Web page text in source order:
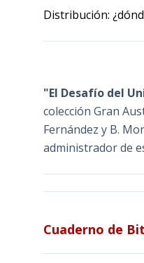
Distribución:
"El Desafío del
colección Gran
Fernández y B.
administrador de
Cuaderno de